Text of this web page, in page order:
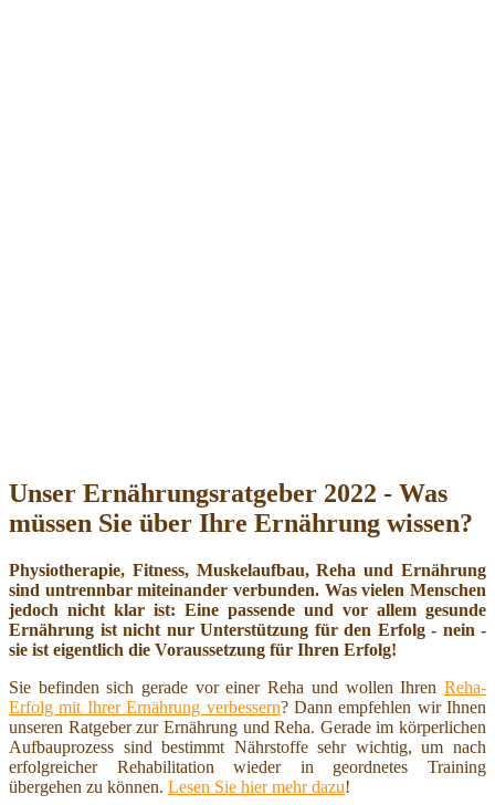
Unser Ernährungsratgeber 2022 - Was
müssen Sie über Ihre Ernährung wissen?
Physiotherapie, Fitness, Muskelaufbau, Reha und Ernährung
sind untrennbar miteinander verbunden. Was vielen Menschen
jedoch nicht klar ist: Eine passende und vor allem gesunde
Ernährung ist nicht nur Unterstützung für den Erfolg - nein -
sie ist eigentlich die Voraussetzung für Ihren Erfolg!
Sie befinden sich gerade vor einer Reha und wollen Ihren Reha-
Erfolg mit Ihrer Ernährung verbessern? Dann empfehlen wir Ihnen
unseren Ratgeber zur Ernährung und Reha. Gerade im körperlichen
Aufbauprozess sind bestimmt Nährstoffe sehr wichtig, um nach
erfolgreicher Rehabilitation wieder in geordnetes Training
übergehen zu können. Lesen Sie hier mehr dazu!